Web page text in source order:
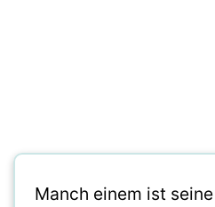
Manch einem ist